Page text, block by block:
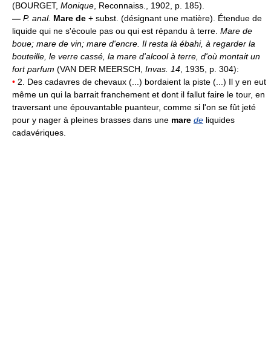
(BOURGET, Monique , Reconnaiss., 1902, p. 185).
— P. anal. Mare de + subst. (désignant une matière). Étendue de
liquide qui ne s'écoule pas ou qui est répandu à terre. Mare de
boue; mare de vin; mare d'encre. Il resta là ébahi, à regarder la
bouteille, le verre cassé, la mare d'alcool à terre, d'où montait un
fort parfum (VAN DER MEERSCH, Invas. 14 , 1935, p. 304):
• 2. Des cadavres de chevaux (...) bordaient la piste (...) Il y en eut
même un qui la barrait franchement et dont il fallut faire le tour, en
traversant une épouvantable puanteur, comme si l'on se fût jeté
pour y nager à pleines brasses dans une mare de liquides
cadavériques.